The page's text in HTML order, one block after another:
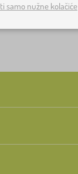
samo nužne kolačiće